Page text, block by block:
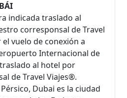
indicada traslado al
corresponsal de Travel
vuelo de conexión a
Internacional de
al hotel por
de Travel Viajes®.
Dubai es la ciudad